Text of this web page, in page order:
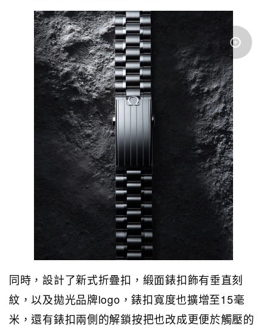
同時，設計了新式折疊扣，緞面錶扣飾有垂直刻
紋，以及拋光品牌logo，錶扣寬度也擴增至15毫
米，還有錶扣兩側的解鎖按把也改成更便於觸壓的